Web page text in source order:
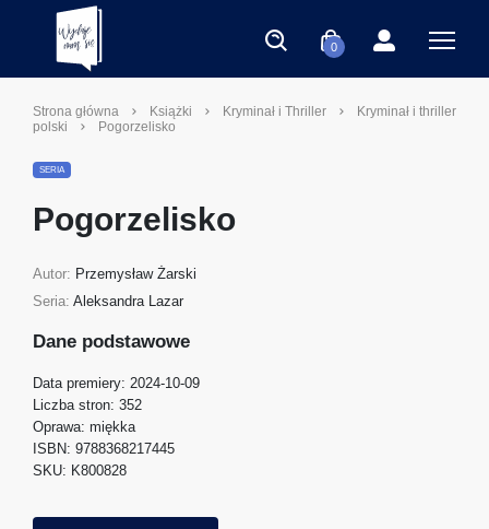
0
Strona główna Książki Kryminał i Thriller
Kryminał i thriller
polski
Pogorzelisko
SERIA
Pogorzelisko
Autor: Przemysław Żarski
Seria: Aleksandra Lazar
Dane podstawowe
Data premiery: 2024-10-09
Liczba stron: 352
Oprawa: miękka
ISBN: 9788368217445
SKU: K800828